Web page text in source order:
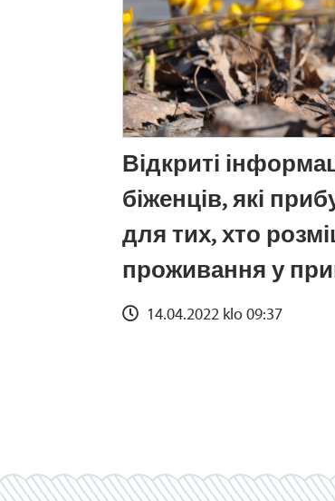
Відкриті
біженців, які
для тих, хто
проживання у
14.04.2022 klo 09:37